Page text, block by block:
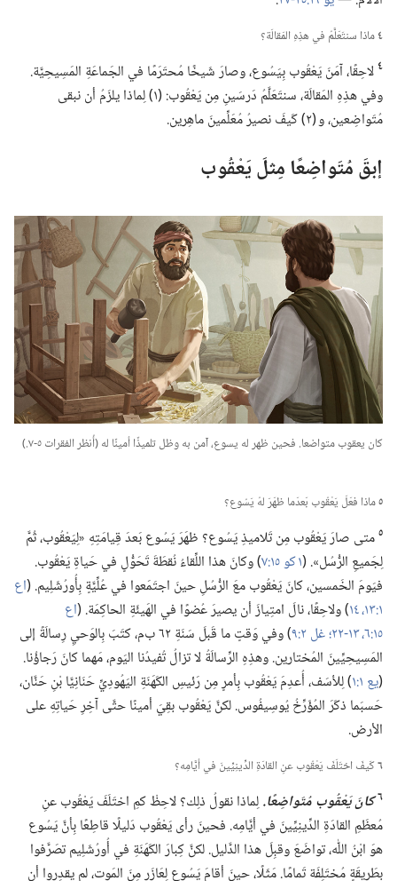
٤ماذا سنتَعَلَّمُ في هذِهِ المَقالَة؟‏
٤ لاحِقًا،‏ آمَنَ يَعْقُوب بِيَسُوع،‏ وصارَ شَيخًا مُحتَرَمًا في الجَماعَةِ المَسِيحِيَّة.‏
وفي هذِهِ المَقالَة،‏ سنتَعَلَّمُ دَرسَينِ مِن يَعْقُوب:‏ (‏١)‏ لِماذا يلزَمُ أن نبقى
مُتَواضِعين،‏ و (‏٢)‏ كَيفَ نصيرُ مُعَلِّمينَ ماهِرين.‏
إبقَ مُتَواضِعًا مِثلَ يَعْقُوب
كان يعقوب متواضعا.‏ فحين ظهر له يسوع،‏ آمن به وظل تلميذًا أمينًا له (‏أُنظر الفقرات ٥-‏٧.‏)‏
٥ماذا فعَلَ يَعْقُوب بَعدَما ظهَرَ لهُ يَسُوع؟‏
٥متى صارَ يَعْقُوب مِن تَلاميذِ يَسُوع؟‏ ظهَرَ يَسُوع بَعدَ قِيامَتِهِ «لِيَعْقُوب،‏ ثُمَّ
لِجَميعِ الرُّسُل».‏ (‏١ كو ١٥:‏٧
‏)‏ وكانَ هذا اللِّقاءُ نُقطَةَ تَحَوُّلٍ في حَياةِ يَعْقُوب.‏
فيَومَ الخَمسين،‏ كانَ يَعْقُوب معَ الرُّسُلِ حينَ اجتَمَعوا في عُلِّيَّةٍ بِأُورُشَلِيم.‏ (‏اع
١:‏١٣،‏ ١٤
‏)‏ ولاحِقًا،‏ نالَ امتِيازَ أن يصيرَ عُضوًا في الهَيئَةِ الحاكِمَة.‏ (‏اع
١٥:‏٦،‏
غل ٢:‏٩
‏)‏ وفي وَقتٍ ما قَبلَ سَنَةِ ٦٢ ب‌م،‏ كتَبَ بِالوَحيِ رِسالَةً إلى
المَسِيحِيِّينَ المُختارين.‏ وهذِهِ الرِّسالَةُ لا تزالُ تُفيدُنا اليَوم،‏ مَهما كانَ رَجاؤُنا.‏
(‏يع ١:‏١
‏)‏ لِلأسَف،‏ أُعدِمَ يَعْقُوب بِأمرٍ مِن رَئيسِ الكَهَنَةِ اليَهُودِيِّ حَنَانِيَّا بْنِ حَنَّان،‏
حَسبَما ذكَرَ المُؤَرِّخُ يُوسِيفُوس.‏ لكنَّ يَعْقُوب بقِيَ أمينًا حتَّى آخِرِ حَياتِهِ على
الأرض.‏
٦كَيفَ اختَلَفَ يَعْقُوب عنِ القادَةِ الدِّينِيِّينَ في أيَّامِه؟‏
٦كانَ يَعْقُوب مُتَواضِعًا.‏لِماذا نقولُ ذلِك؟‏ لاحِظْ كمِ اختَلَفَ يَعْقُوب عنِ
مُعظَمِ القادَةِ الدِّينِيِّينَ في أيَّامِه.‏ فحينَ رأى يَعْقُوب دَليلًا قاطِعًا بِأنَّ يَسُوع
هوَ ابْنُ اللّٰه،‏ تواضَعَ وقبِلَ هذا الدَّليل.‏ لكنَّ كِبارَ الكَهَنَةِ في أُورُشَلِيم تصَرَّفوا
بِطَريقَةٍ مُختَلِفَة تَمامًا.‏ مَثَلًا،‏ حينَ أقامَ يَسُوع لِعَازَر مِنَ المَوت،‏ لم يقدِروا أن